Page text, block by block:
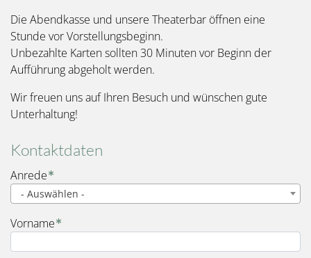
Die Abendkasse und unsere Theaterbar öffnen eine
Stunde vor Vorstellungsbeginn.
Unbezahlte Karten sollten 30 Minuten vor Beginn der
Aufführung abgeholt werden.
Wir freuen uns auf Ihren Besuch und wünschen gute
Unterhaltung!
Kontaktdaten
Name
Anrede
- Auswählen -
Vorname